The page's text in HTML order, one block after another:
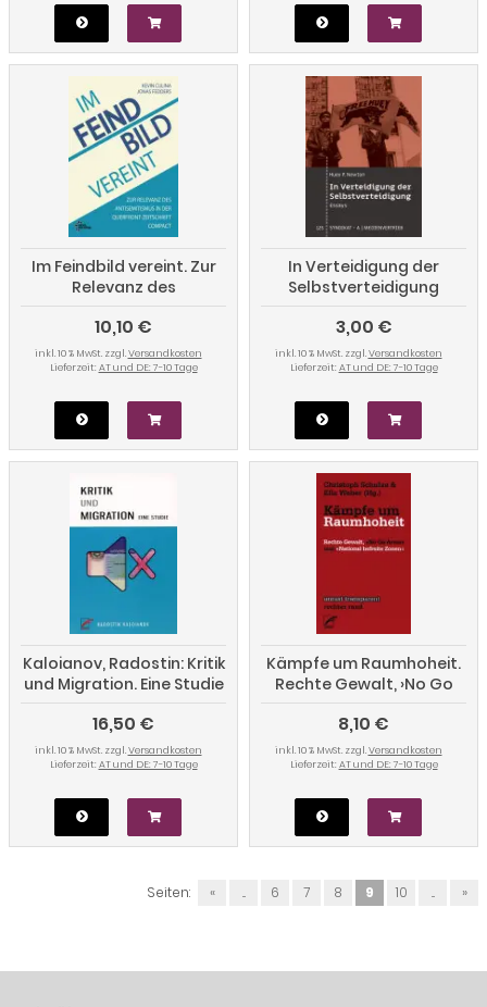
Im Feindbild vereint. Zur
Relevanz des
Antisemitismus in der
Querfront-Zeitschrift
Compact
10,10 €
inkl. 10 % MwSt. zzgl.Versandkosten
Lieferzeit: AT und DE: 7-10 Tage
In Verteidigung der
Selbstverteidigung
3,00 €
inkl. 10 % MwSt. zzgl.Versandkosten
Lieferzeit: AT und DE: 7-10 Tage
Kaloianov, Radostin: Kritik
und Migration. Eine Studie
16,50 €
inkl. 10 % MwSt. zzgl.Versandkosten
Lieferzeit: AT und DE: 7-10 Tage
Kämpfe um Raumhoheit.
Rechte Gewalt, ›No Go
Areas‹ und ›National
befreite Zonen‹
8,10 €
inkl. 10 % MwSt. zzgl.Versandkosten
Lieferzeit: AT und DE: 7-10 Tage
Seiten: « ... 6 7 8 9 10 ... »